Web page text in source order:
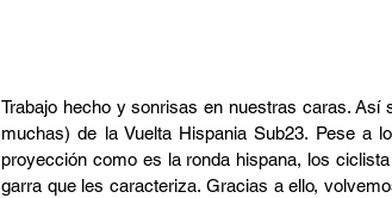
Trabajo hecho y sonrisas en nuestras caras.
muchas) de la Vuelta Hispania Sub23. Pese a
proyección como es la ronda hispana, los
garra que les caracteriza. Gracias a ello,